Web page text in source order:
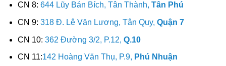
CN 8: 644 Lũy Bán Bích, Tân Thành, Tân Phú
CN 9: 318 Đ. Lê Văn Lương, Tân Quy, Quận 7
CN 10: 362 Đường 3/2, P.12, Q.10
CN 11:142 Hoàng Văn Thụ, P.9, Phú Nhuận